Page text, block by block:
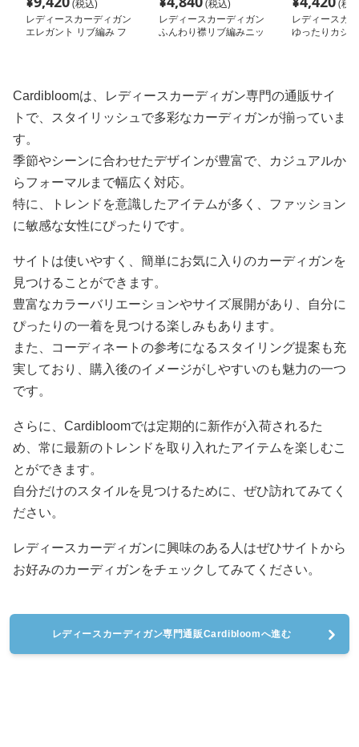
(税込)
レディースカーディガン
エレガント リブ編み フ
(税込)
レディースカーディガン
ふんわり襟リブ編みニッ
(税
レディースカ
ゆったりカジ
Cardibloomは、レディースカーディガン専門の通販サイ
トで、スタイリッシュで多彩なカーディガンが揃っていま
す。
季節やシーンに合わせたデザインが豊富で、カジュアルか
らフォーマルまで幅広く対応。
特に、トレンドを意識したアイテムが多く、ファッション
に敏感な女性にぴったりです。
サイトは使いやすく、簡単にお気に入りのカーディガンを
見つけることができます。
豊富なカラーバリエーションやサイズ展開があり、自分に
ぴったりの一着を見つける楽しみもあります。
また、コーディネートの参考になるスタイリング提案も充
実しており、購入後のイメージがしやすいのも魅力の一つ
です。
さらに、Cardibloomでは定期的に新作が入荷されるた
め、常に最新のトレンドを取り入れたアイテムを楽しむこ
とができます。
自分だけのスタイルを見つけるために、ぜひ訪れてみてく
ださい。
レディースカーディガンに興味のある人はぜひサイトから
お好みのカーディガンをチェックしてみてください。
レディースカーディガン専門通販Cardibloomへ進む